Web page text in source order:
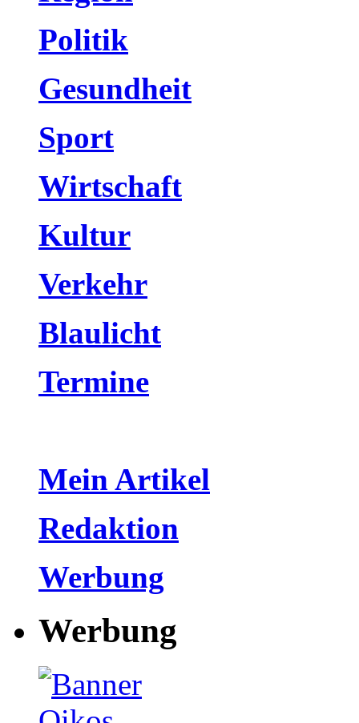
Politik
Gesundheit
Sport
Wirtschaft
Kultur
Verkehr
Blaulicht
Termine
Mein Artikel
Redaktion
Werbung
Werbung